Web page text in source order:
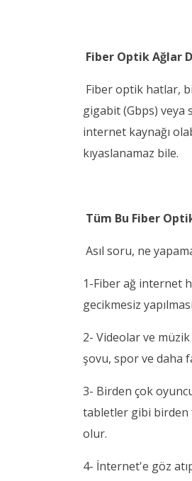
Fiber Optik Ağlar
Fiber optik hatlar,
gigabit (Gbps) veya
internet kaynağı
kıyaslanamaz bile.
Tüm Bu Fiber
Asıl soru, ne
1-Fiber ağ internet
gecikmesiz
2- Videolar ve müzik
şovu, spor ve daha
3- Birden çok
tabletler gibi birden
olur.
4- İnternet'e göz